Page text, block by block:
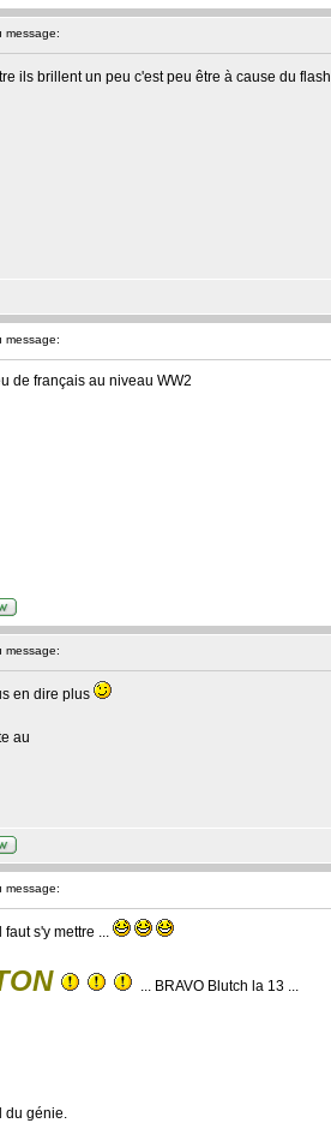
ils brillent un peu c'est peu être à cause du flash
de français au niveau WW2
en dire plus
au
s'y mettre ...
... BRAVO Blutch la 13 ...
du génie.